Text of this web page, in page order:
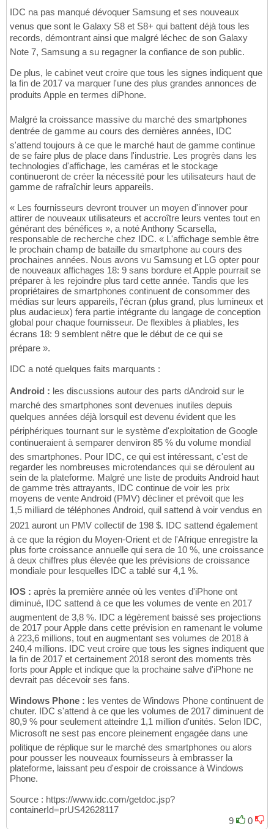
IDC na pas manqué dévoquer Samsung et ses nouveaux
venus que sont le Galaxy S8 et S8+ qui battent déjà tous les
records, démontrant ainsi que malgré léchec de son Galaxy
Note 7, Samsung a su regagner la confiance de son public.
De plus, le cabinet veut croire que tous les signes indiquent que
la fin de 2017 va marquer l'une des plus grandes annonces de
produits Apple en termes diPhone.
Malgré la croissance massive du marché des smartphones
dentrée de gamme au cours des dernières années, IDC
s'attend toujours à ce que le marché haut de gamme continue
de se faire plus de place dans l'industrie. Les progrès dans les
technologies d'affichage, les caméras et le stockage
continueront de créer la nécessité pour les utilisateurs haut de
gamme de rafraîchir leurs appareils.
« Les fournisseurs devront trouver un moyen d'innover pour
attirer de nouveaux utilisateurs et accroître leurs ventes tout en
générant des bénéfices », a noté Anthony Scarsella,
responsable de recherche chez IDC. « L'affichage semble être
le prochain champ de bataille du smartphone au cours des
prochaines années. Nous avons vu Samsung et LG opter pour
de nouveaux affichages 18: 9 sans bordure et Apple pourrait se
préparer à les rejoindre plus tard cette année. Tandis que les
propriétaires de smartphones continuent de consommer des
médias sur leurs appareils, l'écran (plus grand, plus lumineux et
plus audacieux) fera partie intégrante du langage de conception
global pour chaque fournisseur. De flexibles à pliables, les
écrans 18: 9 semblent nêtre que le début de ce qui se
prépare ».
IDC a noté quelques faits marquants :
Android : les discussions autour des parts dAndroid sur le
marché des smartphones sont devenues inutiles depuis
quelques années déjà lorsquil est devenu évident que les
périphériques tournant sur le système d'exploitation de Google
continueraient à semparer denviron 85 % du volume mondial
des smartphones. Pour IDC, ce qui est intéressant, c'est de
regarder les nombreuses microtendances qui se déroulent au
sein de la plateforme. Malgré une liste de produits Android haut
de gamme très attrayants, IDC continue de voir les prix
moyens de vente Android (PMV) décliner et prévoit que les
1,5 milliard de téléphones Android, quil sattend à voir vendus en
2021 auront un PMV collectif de 198 $. IDC sattend également
à ce que la région du Moyen-Orient et de l'Afrique enregistre la
plus forte croissance annuelle qui sera de 10 %, une croissance
à deux chiffres plus élevée que les prévisions de croissance
mondiale pour lesquelles IDC a tablé sur 4,1 %.
IOS : après la première année où les ventes d'iPhone ont
diminué, IDC sattend à ce que les volumes de vente en 2017
augmentent de 3,8 %. IDC a légèrement baissé ses projections
de 2017 pour Apple dans cette prévision en ramenant le volume
à 223,6 millions, tout en augmentant ses volumes de 2018 à
240,4 millions. IDC veut croire que tous les signes indiquent que
la fin de 2017 et certainement 2018 seront des moments très
forts pour Apple et indique que la prochaine salve d'iPhone ne
devrait pas décevoir ses fans.
Windows Phone : les ventes de Windows Phone continuent de
chuter. IDC s'attend à ce que les volumes de 2017 diminuent de
80,9 % pour seulement atteindre 1,1 million d'unités. Selon IDC,
Microsoft ne sest pas encore pleinement engagée dans une
politique de réplique sur le marché des smartphones ou alors
pour pousser les nouveaux fournisseurs à embrasser la
plateforme, laissant peu d'espoir de croissance à Windows
Phone.
Source : https://www.idc.com/getdoc.jsp?
containerId=prUS42628117
9
0